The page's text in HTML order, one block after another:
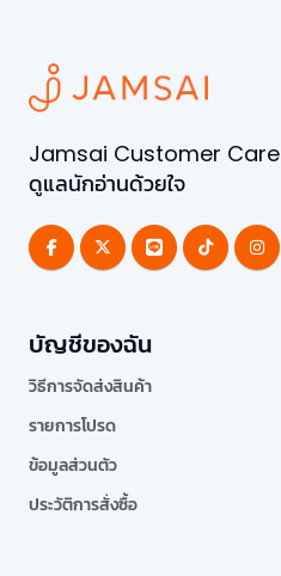
Jamsai Customer Care
ดูแลนักอ่านด้วยใจ
บัญชีของฉัน
วิธีการจัดส่งสินค้า
รายการโปรด
ข้อมูลส่วนตัว
ประวัติการสั่งซื้อ